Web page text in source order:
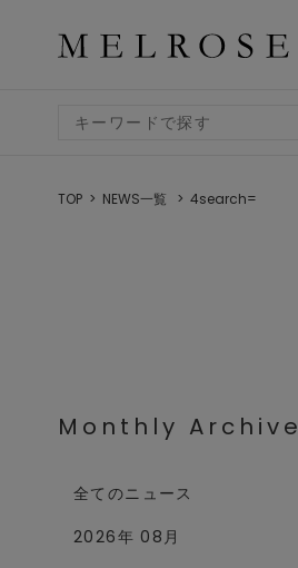
TOP NEWS一覧 4search=
Monthly Archive
全てのニュース
2026年 08月